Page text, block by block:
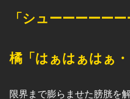
「シューーーーー
橘「はぁはぁはぁ・
限界まで膨らませた膀胱を